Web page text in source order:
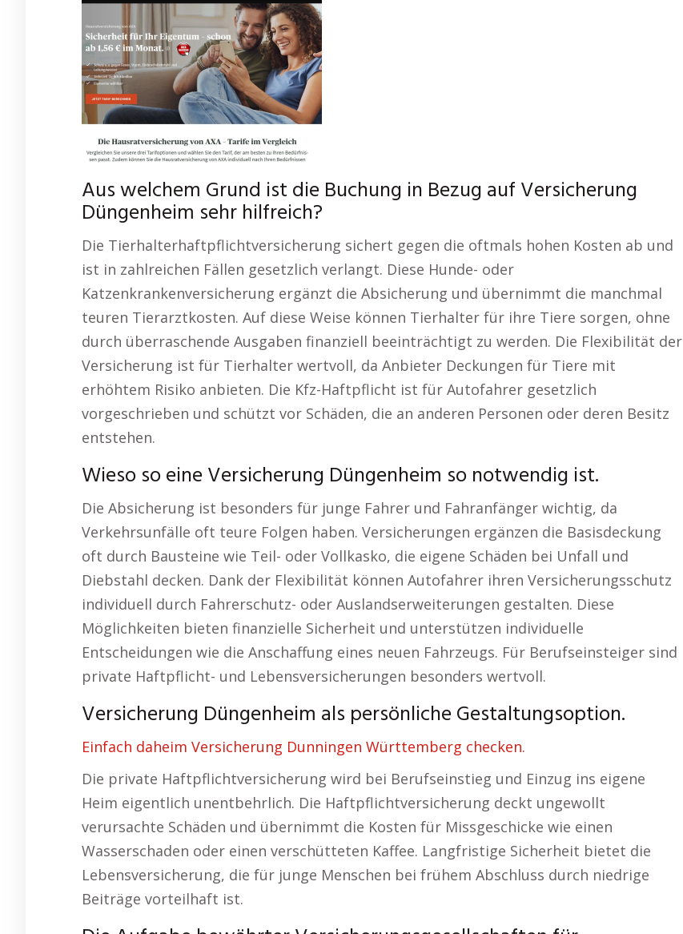
Aus welchem Grund ist die Buchung in Bezug auf Versicherung
Düngenheim sehr hilfreich?
Die Tierhalterhaftpflichtversicherung sichert gegen die oftmals hohen Kosten ab und
ist in zahlreichen Fällen gesetzlich verlangt. Diese Hunde- oder
Katzenkrankenversicherung ergänzt die Absicherung und übernimmt die manchmal
teuren Tierarztkosten. Auf diese Weise können Tierhalter für ihre Tiere sorgen, ohne
durch überraschende Ausgaben finanziell beeinträchtigt zu werden. Die Flexibilität der
Versicherung ist für Tierhalter wertvoll, da Anbieter Deckungen für Tiere mit
erhöhtem Risiko anbieten. Die Kfz-Haftpflicht ist für Autofahrer gesetzlich
vorgeschrieben und schützt vor Schäden, die an anderen Personen oder deren Besitz
entstehen.
Wieso so eine Versicherung Düngenheim so notwendig ist.
Die Absicherung ist besonders für junge Fahrer und Fahranfänger wichtig, da
Verkehrsunfälle oft teure Folgen haben. Versicherungen ergänzen die Basisdeckung
oft durch Bausteine wie Teil- oder Vollkasko, die eigene Schäden bei Unfall und
Diebstahl decken. Dank der Flexibilität können Autofahrer ihren Versicherungsschutz
individuell durch Fahrerschutz- oder Auslandserweiterungen gestalten. Diese
Möglichkeiten bieten finanzielle Sicherheit und unterstützen individuelle
Entscheidungen wie die Anschaffung eines neuen Fahrzeugs. Für Berufseinsteiger sind
private Haftpflicht- und Lebensversicherungen besonders wertvoll.
Versicherung Düngenheim als persönliche Gestaltungsoption.
Einfach daheim Versicherung Dunningen Württemberg checken.
Die private Haftpflichtversicherung wird bei Berufseinstieg und Einzug ins eigene
Heim eigentlich unentbehrlich. Die Haftpflichtversicherung deckt ungewollt
verursachte Schäden und übernimmt die Kosten für Missgeschicke wie einen
Wasserschaden oder einen verschütteten Kaffee. Langfristige Sicherheit bietet die
Lebensversicherung, die für junge Menschen bei frühem Abschluss durch niedrige
Beiträge vorteilhaft ist.